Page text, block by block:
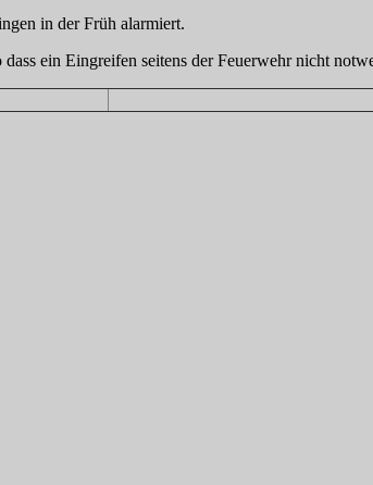
in der Früh alarmiert.
ein Eingreifen seitens der Feuerwehr nicht